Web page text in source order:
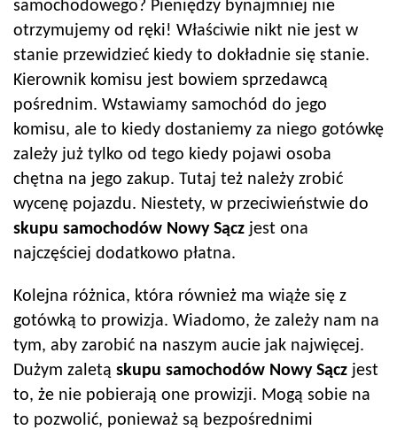
samochodowego? Pieniędzy bynajmniej nie
otrzymujemy od ręki! Właściwie nikt nie jest w
stanie przewidzieć kiedy to dokładnie się stanie.
Kierownik komisu jest bowiem sprzedawcą
pośrednim. Wstawiamy samochód do jego
komisu, ale to kiedy dostaniemy za niego gotówkę
zależy już tylko od tego kiedy pojawi osoba
chętna na jego zakup. Tutaj też należy zrobić
wycenę pojazdu. Niestety, w przeciwieństwie do
skupu samochodów Nowy Sącz jest ona
najczęściej dodatkowo płatna.
Kolejna różnica, która również ma wiąże się z
gotówką to prowizja. Wiadomo, że zależy nam na
tym, aby zarobić na naszym aucie jak najwięcej.
Dużym zaletą skupu samochodów Nowy Sącz jest
to, że nie pobierają one prowizji. Mogą sobie na
to pozwolić, ponieważ są bezpośrednimi